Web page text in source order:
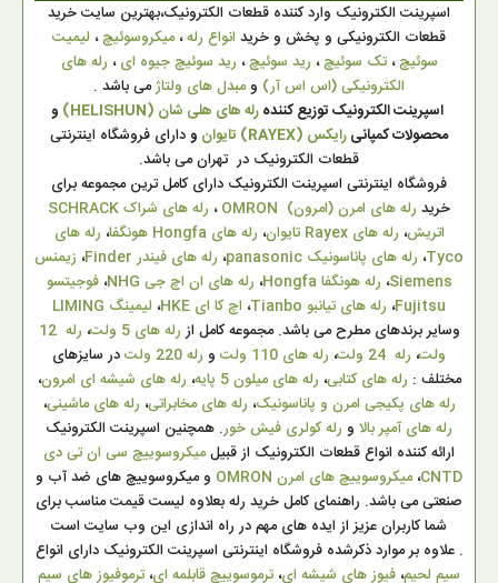
اسپرینت الکترونیک وارد کننده قطعات الکترونیک،بهترین سایت خرید
قطعات الکترونیکی و پخش و خرید انواع رله،میکروسوئیچ، لیمیت
سوئیچ،تک سوئیچ، رید سوئیچ، رید سوئیچ جیوه ای، رله های
الکترونیکی (اس اس آر) ومبدل های ولتاژمی باشد .
اسپرینت الکترونیک توزیع کنندهرله های هلی شان (HELISHUN)
و
محصولات کمپانیرایکس (RAYEX) تایوان ودارای فروشگاه اینترنتی
قطعات الکترونیک در تهران می باشد.
فروشگاه اینترنتی اسپرینت الکترونیک دارای کامل ترین مجموعه برای
خرید رله های امرن (امرون) OMRON ،
رله های شراک SCHRACK
اتریش، رله های Rayex تایوان ، رله های Hongfa هونگفا ، رله های
Tyco، رله های پاناسونیک panasonic ، رله های فیندر Finder ، زیمنس
Siemens، رله هونگفا Hongfa ، رله های ان اچ جی NHG ،فوجیتسو
Fujitsu، رله های تیانبو Tianbo ، اچ کا ای HKE ، لیمینگ LIMING
وسایر برندهای مطرح می باشد. مجموعه کامل از رله های 5 ولت ،
رله 12
ولت، رله 24 ولت ، رله های 110 ولت و رله 220 ولت
در سایزهای
مختلف : رله های کتابی، رله های میلون 5 پایه ، رله های شیشه ای امرون،
رله های پکیجی امرن و پاناسونیک، رله های مخابراتی، رله های ماشینی،
رله های آمپر بالا و رله کولری فیش خور. همچنین اسپرینت الکترونیک
ارائه کننده انواع قطعات الکترونیک از قبیلمیکروسوییچ سی ان تی دی
CNTD،میکروسوییچ های امرن OMRON
و میکروسوییچ های ضد آب و
صنعتی می باشد. راهنمای کامل خرید رله بعلاوه لیست قیمت مناسب برای
شما کاربران عزیز از ایده های مهم در راه اندازی این وب سایت است
. علاوه بر موارد ذکرشده فروشگاه اینترنتی اسپرینت الکترونیک دارای انواع
سیم لحیم، فیوز های شیشه ای، ترموسوییچ قابلمه ای، ترموفیوز های سیم